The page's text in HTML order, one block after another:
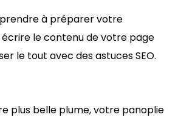
à préparer votre
le contenu de votre page
le tout avec des astuces SEO.
plus belle plume, votre panoplie